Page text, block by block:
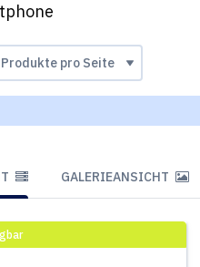
GALERIEANSICHT